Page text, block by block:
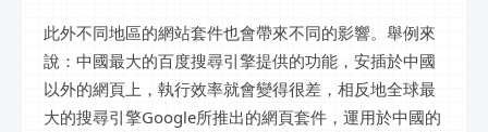
此外不同地區的網站套件也會帶來不同的影響。舉例來
說：中國最大的百度搜尋引擎提供的功能，安插於中國
以外的網頁上，執行效率就會變得很差，相反地全球最
大的搜尋引擎Google所推出的網頁套件，運用於中國的